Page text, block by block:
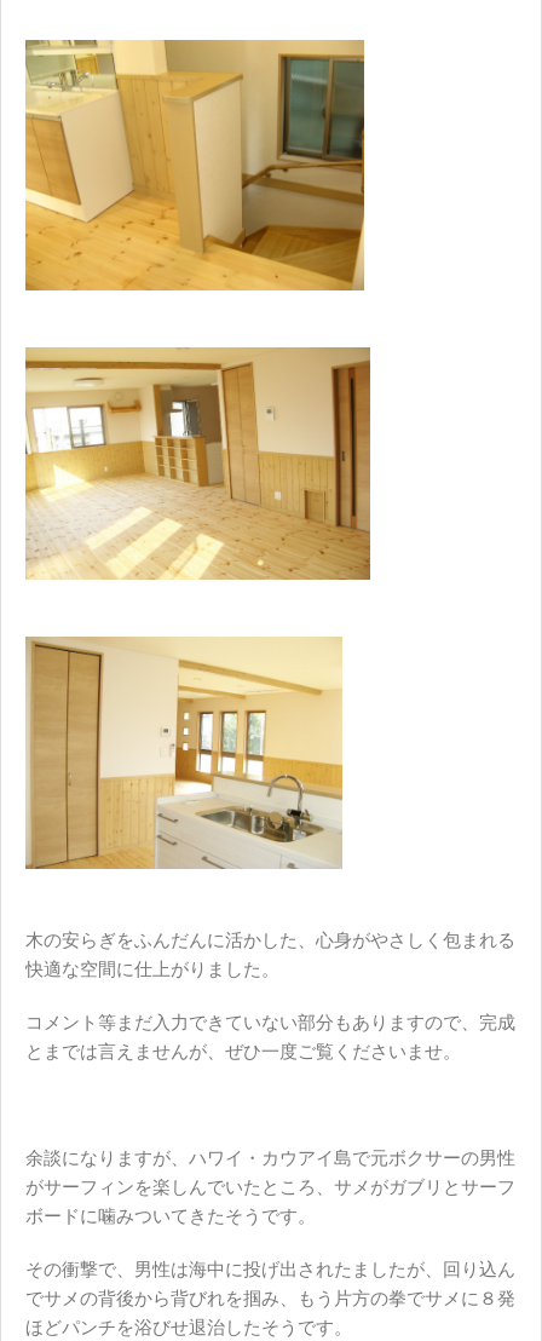
木の安らぎをふんだんに活かした、心身がやさしく包まれる
快適な空間に仕上がりました。
コメント等まだ入力できていない部分もありますので、完成
とまでは言えませんが、ぜひ一度ご覧くださいませ。
余談になりますが、ハワイ・カウアイ島で元ボクサーの男性
がサーフィンを楽しんでいたところ、サメがガブリとサーフ
ボードに噛みついてきたそうです。
その衝撃で、男性は海中に投げ出されたましたが、回り込ん
でサメの背後から背びれを掴み、もう片方の拳でサメに８発
ほどパンチを浴びせ退治したそうです。